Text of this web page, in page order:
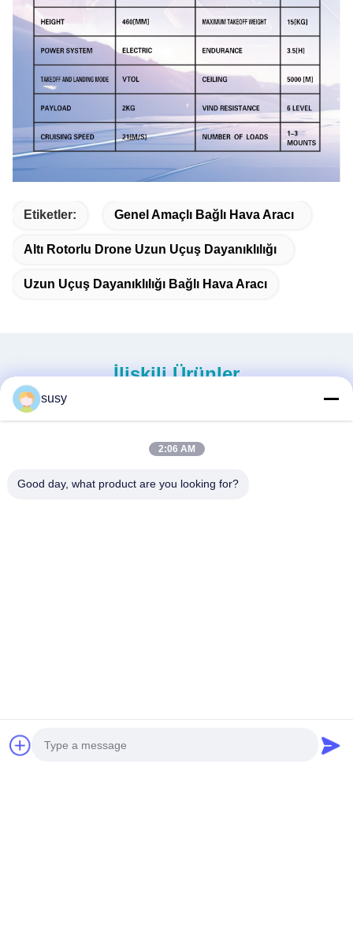
Etiketler: Genel Amaçlı Bağlı Hava Aracı
Altı Rotorlu Drone Uzun Uçuş Dayanıklılığı
Uzun Uçuş Dayanıklılığı Bağlı Hava Aracı
İlişkili Ürünler
susy
2:06 AM
Good day, what product are you looking for?